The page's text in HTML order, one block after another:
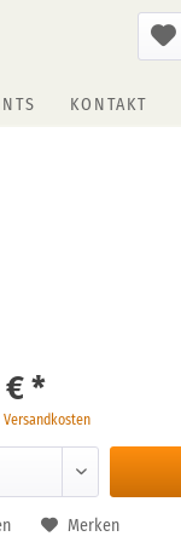
KONTAKT
€ *
Versandkosten
Merken